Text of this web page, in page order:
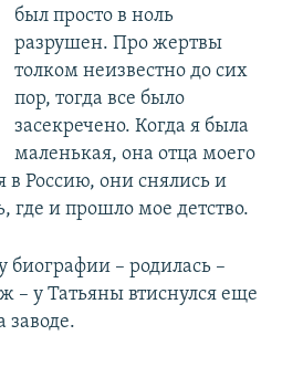
был просто в ноль
разрушен. Про жертвы
толком неизвестно до сих
пор, тогда все было
засекречено. Когда я была
маленькая, она отца моего
в Россию, они снялись и
где и прошло мое детство.
биографии – родилась –
– у Татьяны втиснулся еще
заводе.